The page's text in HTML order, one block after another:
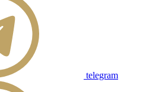
telegram